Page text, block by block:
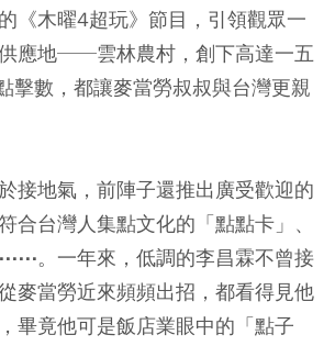
《木曜4超玩》節目，引領觀眾一
應地──雲林農村，創下高達一五
擊數，都讓麥當勞叔叔與台灣更親
接地氣，前陣子還推出廣受歡迎的
合台灣人集點文化的「點點卡」、
。 一年來，低調的李昌霖不曾接
麥當勞近來頻頻出招，都看得見他
畢竟他可是飯店業眼中的「點子